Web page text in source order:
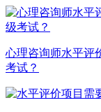
心理咨询师水平评
考试？